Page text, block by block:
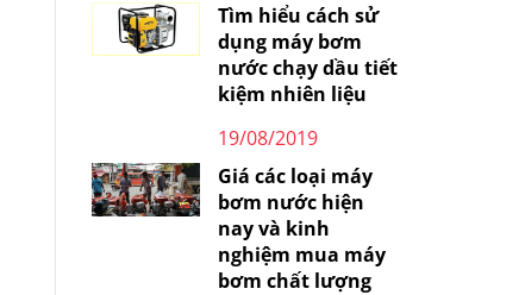
Tìm hiểu cách sử
dụng máy bơm
nước chạy dầu tiết
kiệm nhiên liệu
19/08/2019
Giá các loại máy
bơm nước hiện
nay và kinh
nghiệm mua máy
bơm chất lượng